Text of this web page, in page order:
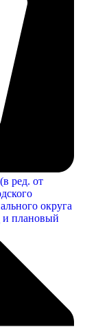
ред. от
округа
и плановый